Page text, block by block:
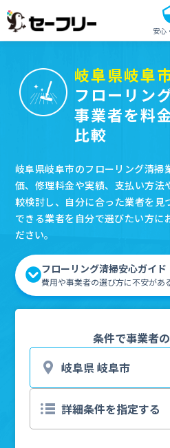
安心
岐阜県岐阜
フローリン
事業者を料
比較
岐阜県岐阜市のフローリング清掃
価、修理料金や実績、支払い方法
較検討し、自分に合った業者を見
できる業者を自分で選びたい方に
ださい。
フローリング清掃安心ガイド
費用や事業者の選び方に不安があ
条件で事業者